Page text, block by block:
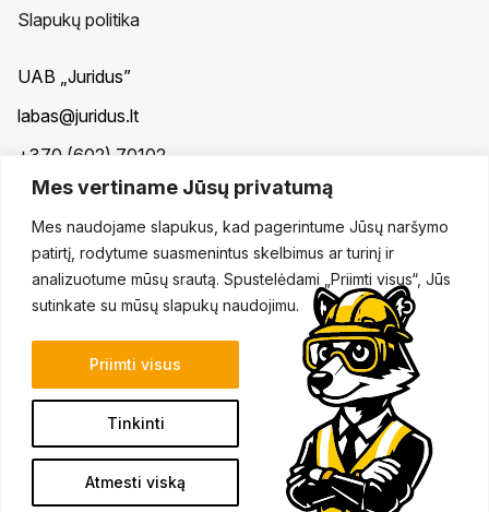
Mes vertiname Jūsų privatumą
Mes naudojame slapukus, kad pagerintume Jūsų naršymo
patirtį, rodytume suasmenintus skelbimus ar turinį ir
analizuotume mūsų srautą. Spustelėdami „Priimti visus“, Jūs
sutinkate su mūsų slapukų naudojimu.
Tinkinti
Atmesti viską
Priimti visus
Slapukų politika
UAB „Juridus”
labas@juridus.lt
+370 (602) 70102
Taikos pr. 30, Klaipėda
ES projektų įgyvendinimas
© 2026. Visos teisės saugomos.